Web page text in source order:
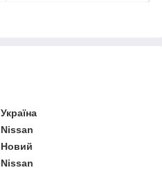
Україна
Nissan
Новий
Nissan